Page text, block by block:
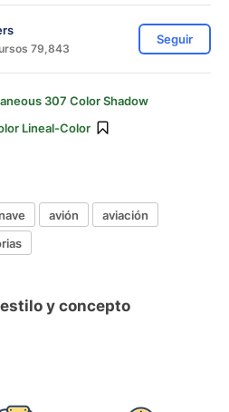
79,843
Seguir
307 Color Shadow
Lineal-Color
avión
aviación
y concepto